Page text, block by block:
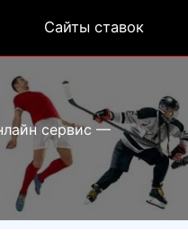
Сайты ставок
сервис —